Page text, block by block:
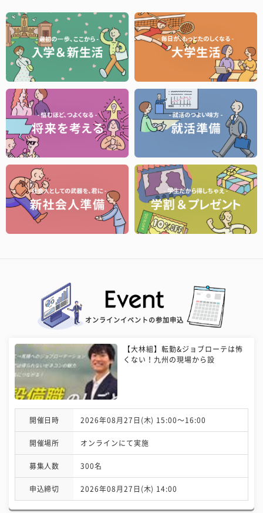
オンラインイベントの参加申込
【大林組】転勤&ジョブローテは怖
くない！九州の現場から設
開催日時 2026年08月27日(木) 15:00〜16:00
開催場所 オンラインにて実施
募集人数 300名
申込締切 2026年08月27日(木) 14:00